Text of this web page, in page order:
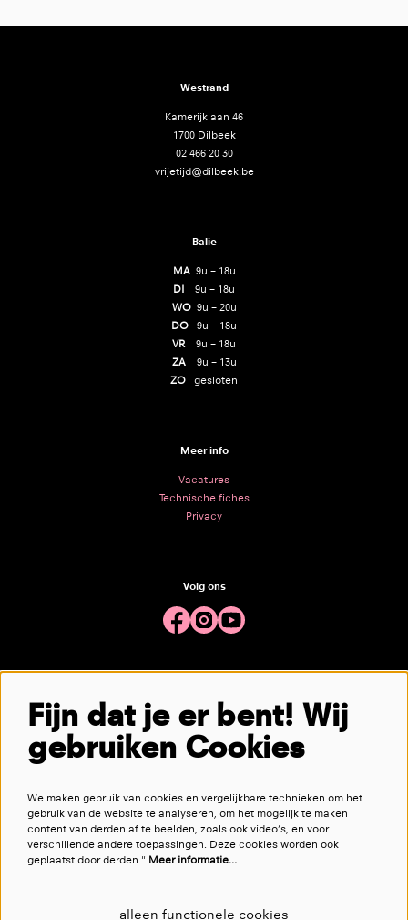
Westrand
Kamerijklaan 46
1700 Dilbeek
02 466 20 30
vrijetijd@dilbeek.be
Balie
MA 9u – 18u
DI 9u – 18u
WO9u – 20u
DO 9u – 18u
VR 9u – 18u
ZA
9u – 13u
ZO gesloten
Meer info
Vacatures
Technische fiches
Privacy
Volg ons
Meld je aan voor de nieuwsbrief
aanmelden
Deze site wordt beschermd door reCAPTCHA, dataverwerking gebeurt in overeenstemming met de
Cloud Data Processing
Addendumvan Google.
Fijn dat je er bent! Wij
gebruiken Cookies
We maken gebruik van cookies en vergelijkbare technieken om het
gebruik van de website te analyseren, om het mogelijk te maken
content van derden af te beelden, zoals ook video’s, en voor
verschillende andere toepassingen. Deze cookies worden ook
geplaatst door derden." Meer informatie…
alleen functionele cookies